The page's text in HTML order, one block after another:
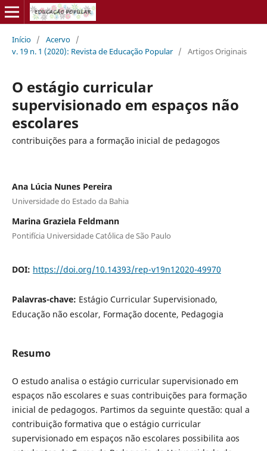
Início / Acervo /
v. 19 n. 1 (2020): Revista de Educação Popular / Artigos Originais
O estágio curricular
supervisionado em espaços não
escolares
contribuições para a formação inicial de pedagogos
Ana Lúcia Nunes Pereira
Universidade do Estado da Bahia
Marina Graziela Feldmann
Pontifícia Universidade Cat´ólica de São Paulo
DOI: https://doi.org/10.14393/rep-v19n12020-49970
Palavras-chave: Estágio Curricular Supervisionado,
Educação não escolar, Formação docente, Pedagogia
Resumo
O estudo analisa o estágio curricular supervisionado em
espaços não escolares e suas contribuições para formação
inicial de pedagogos. Partimos da seguinte questão: qual a
contribuição formativa que o estágio curricular
supervisionado em espaços não escolares possibilita aos